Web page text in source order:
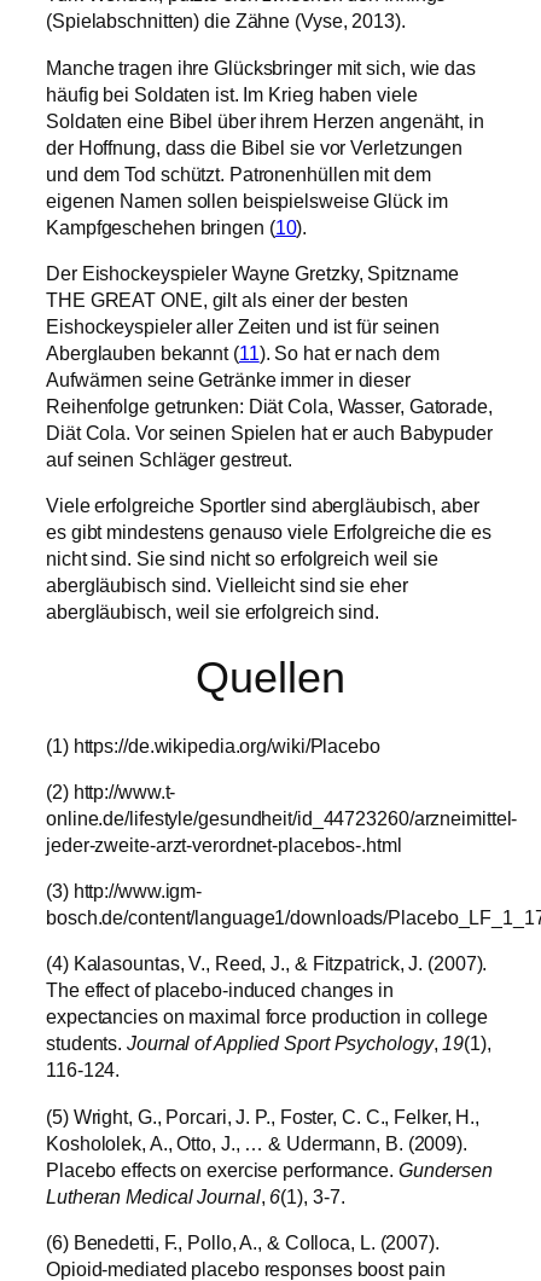
(Spielabschnitten) die Zähne (Vyse, 2013).
Manche tragen ihre Glücksbringer mit sich, wie das
häufig bei Soldaten ist. Im Krieg haben viele
Soldaten eine Bibel über ihrem Herzen angenäht, in
der Hoffnung, dass die Bibel sie vor Verletzungen
und dem Tod schützt. Patronenhüllen mit dem
eigenen Namen sollen beispielsweise Glück im
Kampfgeschehen bringen (10).
Der Eishockeyspieler Wayne Gretzky, Spitzname
THE GREAT ONE, gilt als einer der besten
Eishockeyspieler aller Zeiten und ist für seinen
Aberglauben bekannt (11). So hat er nach dem
Aufwärmen seine Getränke immer in dieser
Reihenfolge getrunken: Diät Cola, Wasser, Gatorade,
Diät Cola. Vor seinen Spielen hat er auch Babypuder
auf seinen Schläger gestreut.
Viele erfolgreiche Sportler sind abergläubisch, aber
es gibt mindestens genauso viele Erfolgreiche die es
nicht sind. Sie sind nicht so erfolgreich weil sie
abergläubisch sind. Vielleicht sind sie eher
abergläubisch, weil sie erfolgreich sind.
Quellen
(1) https://de.wikipedia.org/wiki/Placebo
(2) http://www.t-
online.de/lifestyle/gesundheit/id_44723260/arzneimittel-
jeder-zweite-arzt-verordnet-placebos-.html
(3) http://www.igm-
bosch.de/content/language1/downloads/
(4) Kalasountas, V., Reed, J., & Fitzpatrick, J. (2007).
The effect of placebo-induced changes in
expectancies on maximal force production in college
students.Journal of Applied Sport Psychology, 19(1),
116-124.
(5) Wright, G., Porcari, J. P., Foster, C. C., Felker, H.,
Koshololek, A., Otto, J., … & Udermann, B. (2009).
Placebo effects on exercise performance. Gundersen
Lutheran Medical Journal, 6(1), 3-7.
(6) Benedetti, F., Pollo, A., & Colloca, L. (2007).
Opioid-mediated placebo responses boost pain